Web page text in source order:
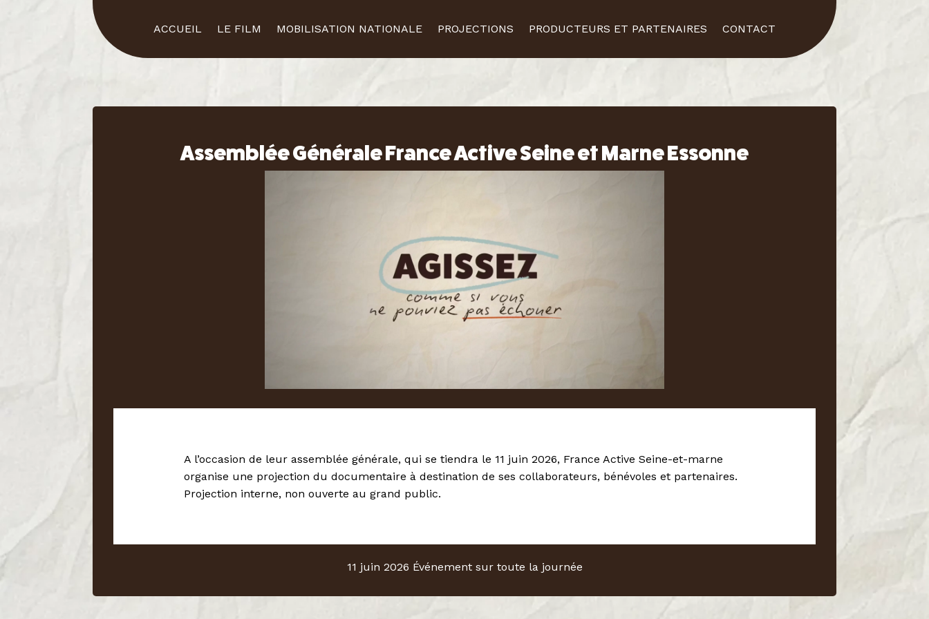
ACCUEIL LE FILM MOBILISATION NATIONALE PROJECTIONS PRODUCTEURS ET PARTENAIRES CONTACT
Assemblée Générale France Active Seine et Marne Essonne
A l’occasion de leur assemblée générale, qui se tiendra le 11 juin 2026, France Active Seine-et-marne
organise une projection du documentaire à destination de ses collaborateurs, bénévoles et partenaires.
Projection interne, non ouverte au grand public.
11 juin 2026 Événement sur toute la journée